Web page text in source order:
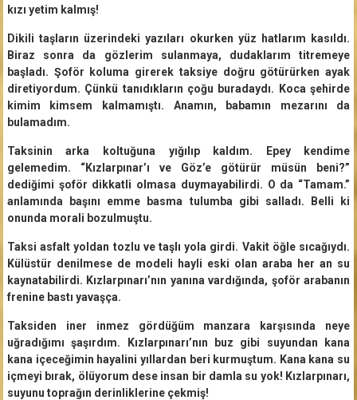
kızı yetim kalmış!
Dikili taşların üzerindeki yazıları okurken yüz hatlarım kasıldı.
Biraz sonra da gözlerim sulanmaya, dudaklarım titremeye
başladı. Şoför koluma girerek taksiye doğru götürürken ayak
diretiyordum. Çünkü tanıdıkların çoğu buradaydı. Koca şehirde
kimim kimsem kalmamıştı. Anamın, babamın mezarını da
bulamadım.
Taksinin arka koltuğuna yığılıp kaldım. Epey kendime
gelemedim. “Kızlarpınar’ı ve Göz’e götürür müsün beni?”
dediğimi şoför dikkatli olmasa duymayabilirdi. O da “Tamam.”
anlamında başını emme basma tulumba gibi salladı. Belli ki
onunda morali bozulmuştu.
Taksi asfalt yoldan tozlu ve taşlı yola girdi. Vakit öğle sıcağıydı.
Külüstür denilmese de modeli hayli eski olan araba her an su
kaynatabilirdi. Kızlarpınarı’nın yanına vardığında, şoför arabanın
frenine bastı yavaşça.
Taksiden iner inmez gördüğüm manzara karşısında neye
uğradığımı şaşırdım. Kızlarpınarı’nın buz gibi suyundan kana
kana içeceğimin hayalini yıllardan beri kurmuştum. Kana kana su
içmeyi bırak, ölüyorum dese insan bir damla su yok! Kızlarpınarı,
suyunu toprağın derinliklerine çekmiş!